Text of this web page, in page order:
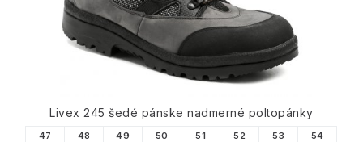
Livex 245 šedé pánske nadmerné poltopánky
47 48 49 50 51 52 53 54